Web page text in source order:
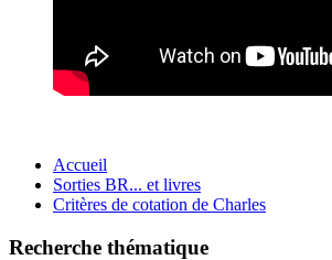
Accueil
Sorties BR... et livres
Critères de cotation de Charles
Recherche thématique